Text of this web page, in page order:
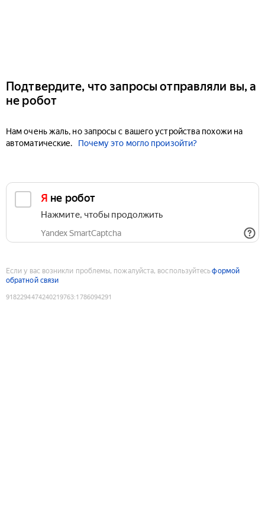
Подтвердите, что запросы отправляли вы, а
не робот
Нам очень жаль, но запросы с вашего устройства похожи на
автоматические.
Почему это могло произойти?
Я не робот
Нажмите, чтобы продолжить
Yandex SmartCaptcha
Если у вас возникли проблемы, пожалуйста, воспользуйтесьформой
обратной связи
9182294474240219763:1786094291